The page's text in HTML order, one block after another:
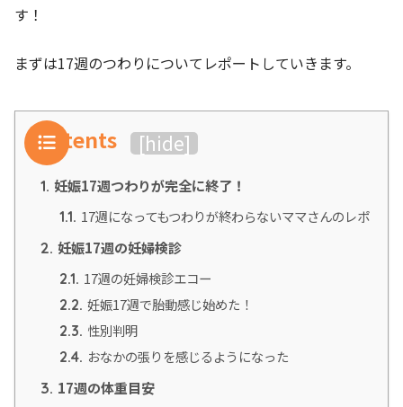
す！
まずは17週のつわりについてレポートしていきます。
Contents [hide]
1. 妊娠17週つわりが完全に終了！
1.1. 17週になってもつわりが終わらないママさんのレポ
2. 妊娠17週の妊婦検診
2.1. 17週の妊婦検診エコー
2.2. 妊娠17週で胎動感じ始めた！
2.3. 性別判明
2.4. おなかの張りを感じるようになった
3. 17週の体重目安